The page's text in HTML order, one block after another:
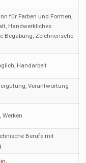
für Farben und Formen,
Handwerkliches
Begabung, Zeichnerische
Handarbeit
Verantwortung
Werken
Berufe mit
,